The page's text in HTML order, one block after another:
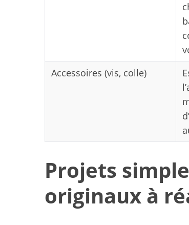
Accessoires (vis, colle)
Projets
originaux à